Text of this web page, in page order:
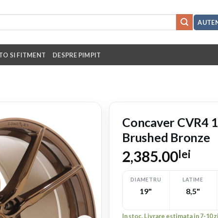
SI FITMENT DESPRE PIMPIT
Concaver CVR4
Brushed Bronze
2,385.00lei
DIAMETRU
19"
LATIME
8,5"
In stoc. Livrare estimata in 7-10